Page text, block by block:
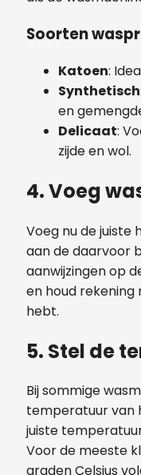
Soorten
Katoen:
Synthetisch
en
Delicaat:
zijde en wol.
4. Voeg
Voeg nu de juiste
aan de daarvoor
aanwijzingen op
en houd rekening
hebt.
5. Stel de
Bij sommige
temperatuur van
juiste
Voor de meeste
graden Celsius